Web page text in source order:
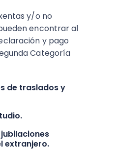
y/o no
encontrar al
y pago
Categoría
de traslados y
extranjero.